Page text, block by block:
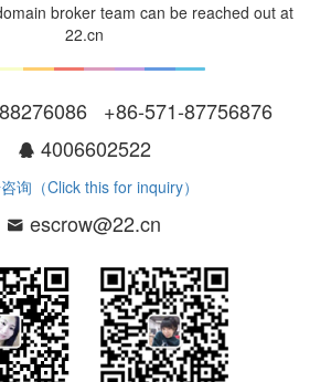
broker team can be reached out at
22.cn
+86-571-87756876
4006602522
询（Click this for inquiry）
escrow@22.cn